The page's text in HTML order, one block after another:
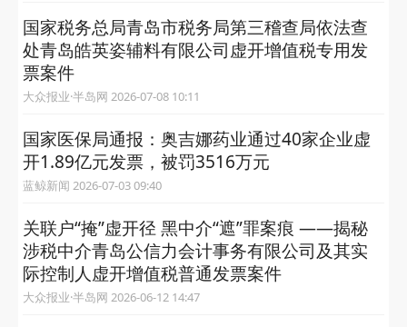
国家税务总局青岛市税务局第三稽查局依法查
处青岛皓英姿辅料有限公司虚开增值税专用发
票案件
大众报业·半岛网 2026-07-08 10:11
国家医保局通报：奥吉娜药业通过40家企业虚
开1.89亿元发票，被罚3516万元
蓝鲸新闻 2026-07-03 09:40
关联户“掩”虚开径 黑中介“遮”罪案痕 ——揭秘
涉税中介青岛公信力会计事务有限公司及其实
际控制人虚开增值税普通发票案件
大众报业·半岛网 2026-06-12 14:47